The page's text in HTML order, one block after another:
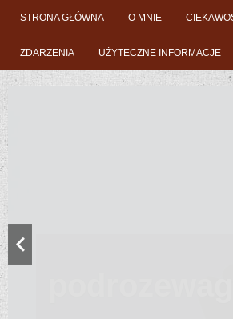
STRONA GŁÓWNA O MNIE
ZDARZENIA UŻYTECZNE INFORMACJE